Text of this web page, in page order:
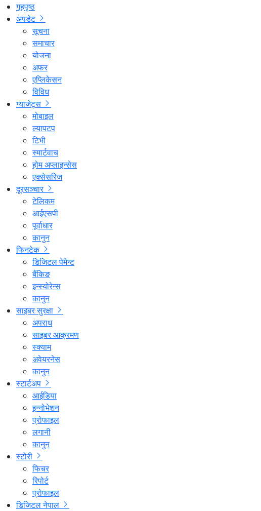
गृहपृष्ठ
अपडेट
सूचना
समाचार
योजना
अफर
एप्लिकेसन
विविध
ग्याजेट्स
मोबाइल
ल्यापटप
टिभी
स्मार्टवाच
होम अप्लाइन्सेस
एक्सेसरिज
दूरसञ्चार
टेलिकम
आईएसपी
पूर्वाधार
कानुन
फिनटेक
डिजिटल पेमेन्ट
बैंकिङ
इन्स्योरेन्स
कानुन
साइबर सुरक्षा
अपराध
साइबर आक्रमण
स्क्याम
अवेयरनेस
कानुन
स्टार्टअप
आईडिया
इन्नोभेशन
प्रोफाइल
लगानी
कानुन
स्टोरी
फिचर
रिपोर्ट
प्रोफाइल
डिजिटल नेपाल